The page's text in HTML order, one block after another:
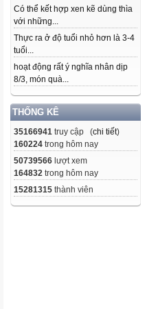
Có thể kết hợp xen kẽ dùng thìa
với những...
Thực ra ở độ tuổi nhỏ hơn là 3-4
tuổi...
hoạt động rất ý nghĩa nhân dịp
8/3, món quà...
THỐNG KÊ
35166941 truy cập (chi tiết)
160224 trong hôm nay
50739566 lượt xem
164832 trong hôm nay
15281315 thành viên